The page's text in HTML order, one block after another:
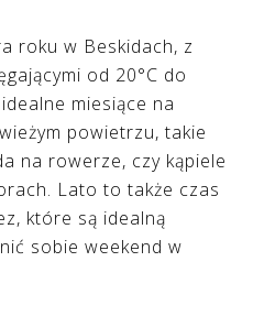
roku w Beskidach, z
od 20°C do
miesiące na
powietrzu, takie
na rowerze, czy kąpiele
Lato to także czas
które są idealną
sobie weekend w